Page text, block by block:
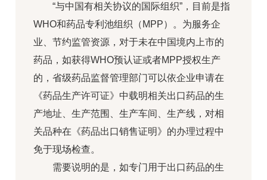
“与中国有相关协议的国际组织”，目前是指
WHO和药品专利池组织（MPP）。为服务企
业、节约监管资源，对于未在中国境内上市的
药品，如获得WHO预认证或者MPP授权生产
的，省级药品监督管理部门可以依企业申请在
《药品生产许可证》中载明相关出口药品的生
产地址、生产范围、生产车间、生产线，对相
关品种在《药品出口销售证明》的办理过程中
免于现场检查。
需要说明的是，如专门用于出口药品的生